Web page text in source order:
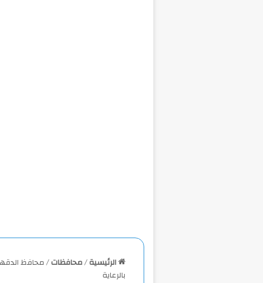
الرئيسية/محافظات/
بالرعاية